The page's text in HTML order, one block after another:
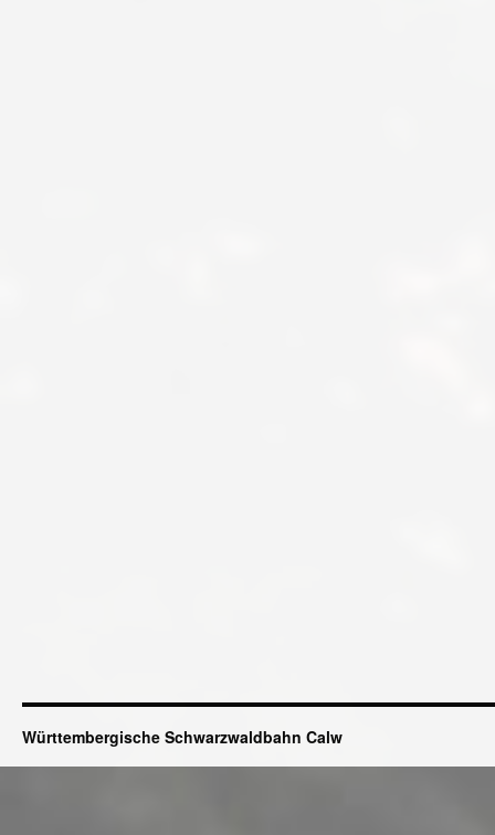
Württembergische Schwarzwaldbahn Calw